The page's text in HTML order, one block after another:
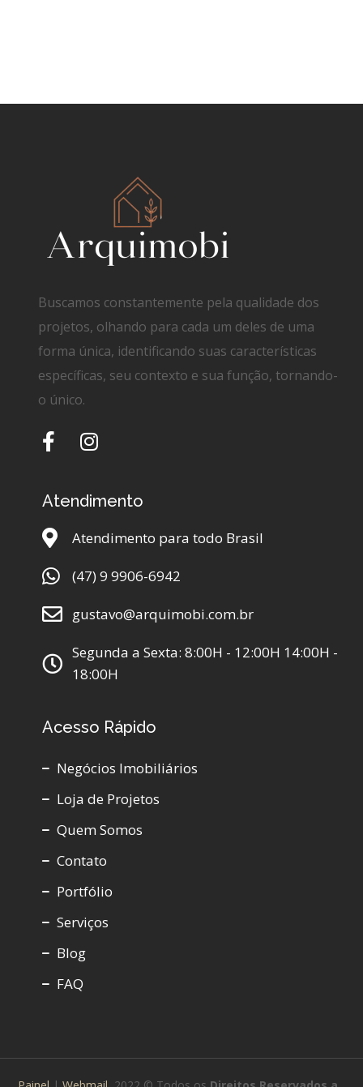
Buscamos constantemente pela qualidade dos
projetos, olhando para cada um deles de uma
forma única, identificando suas características
específicas, seu contexto e sua função, tornando-
o único.
Atendimento
Atendimento para todo Brasil
(47) 9 9906-6942
gustavo@arquimobi.com.br
Segunda a Sexta: 8:00H - 12:00H 14:00H -
18:00H
Acesso Rápido
Negócios Imobiliários
Loja de Projetos
Quem Somos
Contato
Portfólio
Serviços
Blog
FAQ